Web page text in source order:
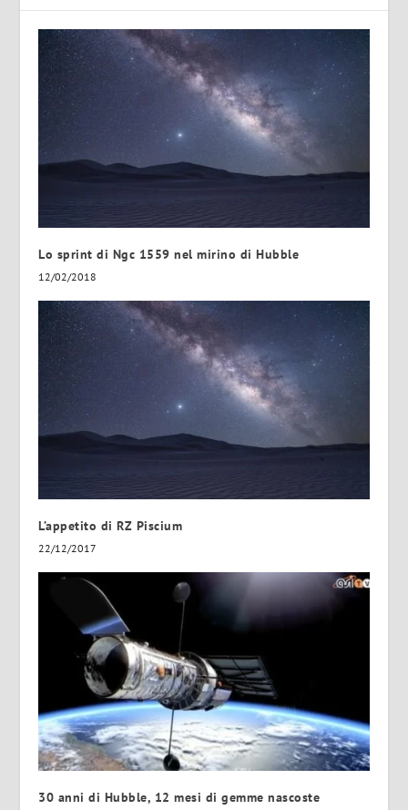
Lo sprint di Ngc 1559 nel mirino di Hubble
12/02/2018
L’appetito di RZ Piscium
22/12/2017
30 anni di Hubble, 12 mesi di gemme nascoste